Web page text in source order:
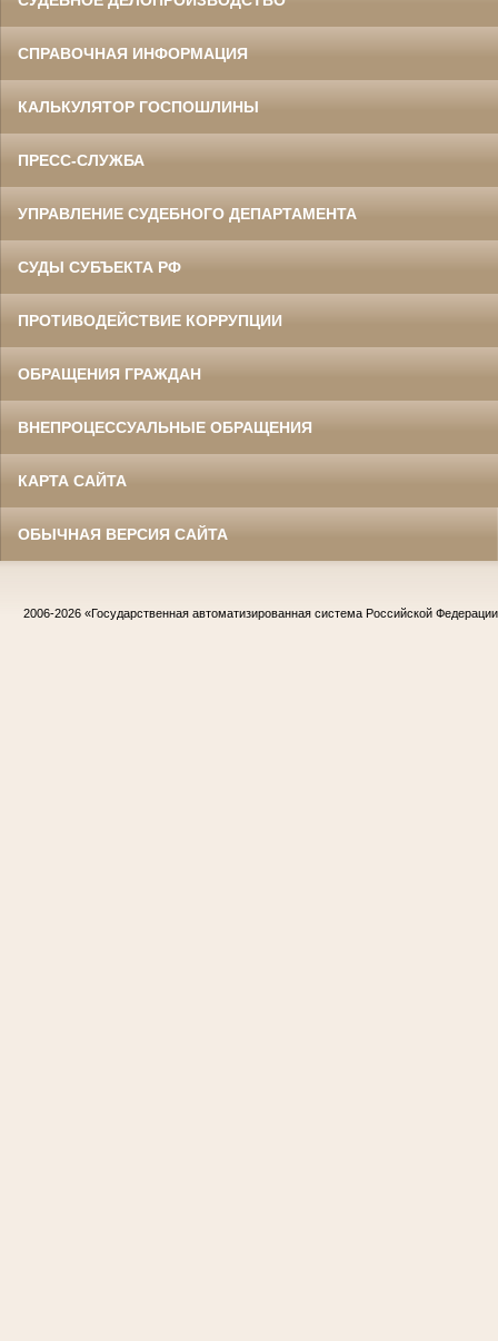
СПРАВОЧНАЯ ИНФОРМАЦИЯ
КАЛЬКУЛЯТОР ГОСПОШЛИНЫ
ПРЕСС-СЛУЖБА
УПРАВЛЕНИЕ СУДЕБНОГО ДЕПАРТАМЕНТА
СУДЫ СУБЪЕКТА РФ
ПРОТИВОДЕЙСТВИЕ КОРРУПЦИИ
ОБРАЩЕНИЯ ГРАЖДАН
ВНЕПРОЦЕССУАЛЬНЫЕ ОБРАЩЕНИЯ
КАРТА САЙТА
ОБЫЧНАЯ ВЕРСИЯ САЙТА
2006-2026 «Государственная автоматизированная система Российской